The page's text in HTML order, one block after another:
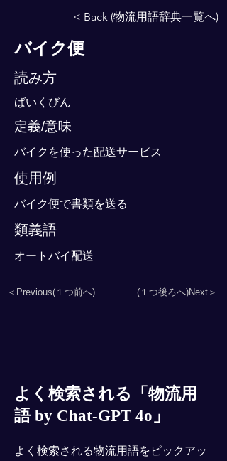
< Back (物流用語辞典一覧へ)
バイク便
読み方
ばいくびん
定義/意味
バイクを使った配送サービス
使用例
バイク便で書類を送る
類義語
オートバイ配送
＜Previous(１つ前へ) (１つ後ろへ)Next＞
よく検索される「物流用
語 by Chat-GPT 4o」
よく検索される物流用語をピックアッ